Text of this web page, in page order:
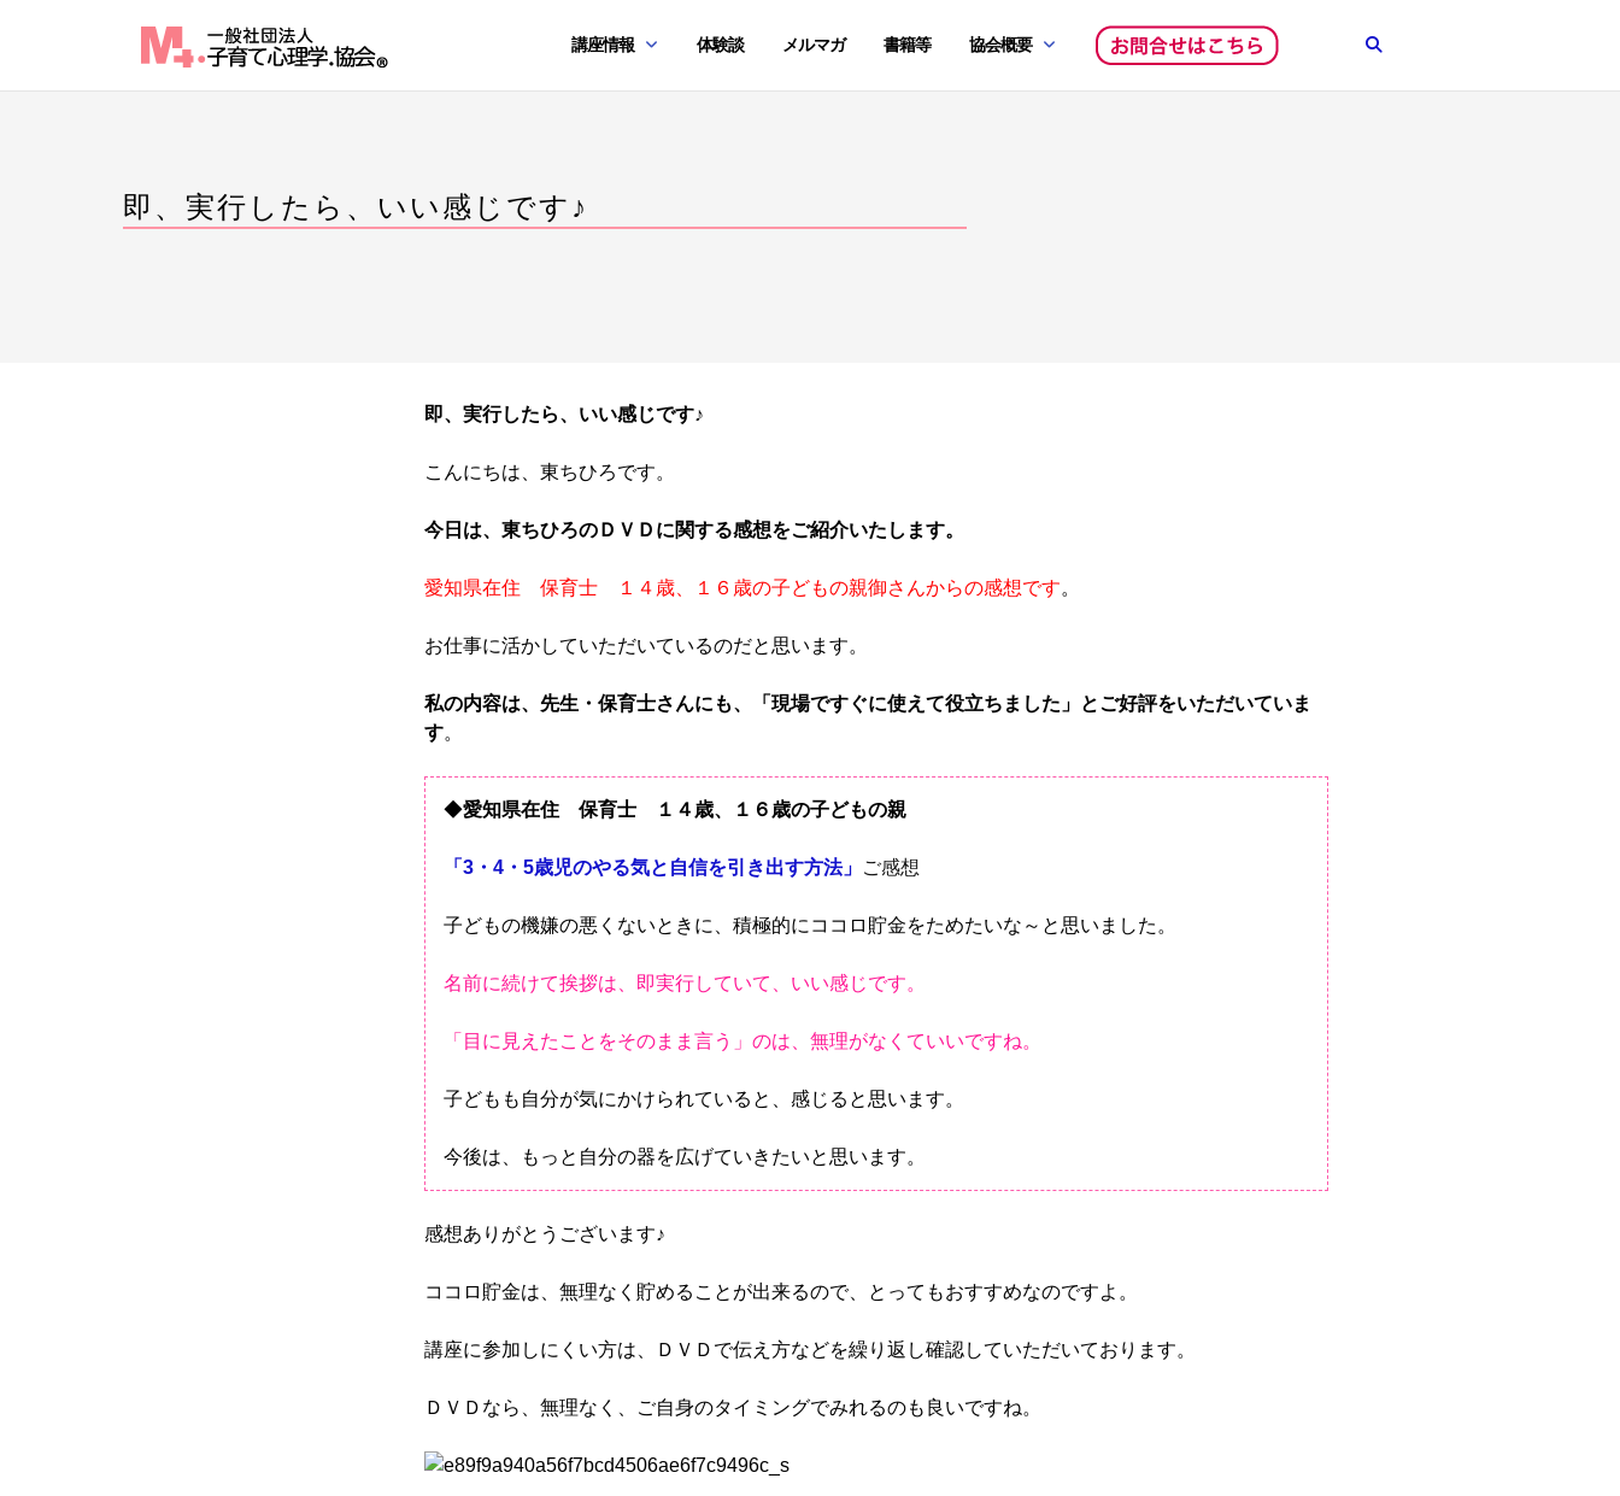
講座情報 体験談 メルマガ 書籍等 協会概要
即、実行したら、いい感じです♪
即、実行したら、いい感じです♪
こんにちは、東ちひろです。
今日は、東ちひろのＤＶＤに関する感想をご紹介いたします。
愛知県在住 保育士 １４歳、１６歳の子どもの親御さんからの感想です。
お仕事に活かしていただいているのだと思います。
私の内容は、先生・保育士さんにも、「現場ですぐに使えて役立ちました」とご好評をいただいていま
す。
◆愛知県在住 保育士 １４歳、１６歳の子どもの親
「3・4・5歳児のやる気と自信を引き出す方法」 ご感想
子どもの機嫌の悪くないときに、積極的にココロ貯金をためたいな～と思いました。
名前に続けて挨拶は、即実行していて、いい感じです。
「目に見えたことをそのまま言う」のは、無理がなくていいですね。
子どもも自分が気にかけられていると、感じると思います。
今後は、もっと自分の器を広げていきたいと思います。
感想ありがとうございます♪
ココロ貯金は、無理なく貯めることが出来るので、とってもおすすめなのですよ。
講座に参加しにくい方は、ＤＶＤで伝え方などを繰り返し確認していただいております。
ＤＶＤなら、無理なく、ご自身のタイミングでみれるのも良いですね。